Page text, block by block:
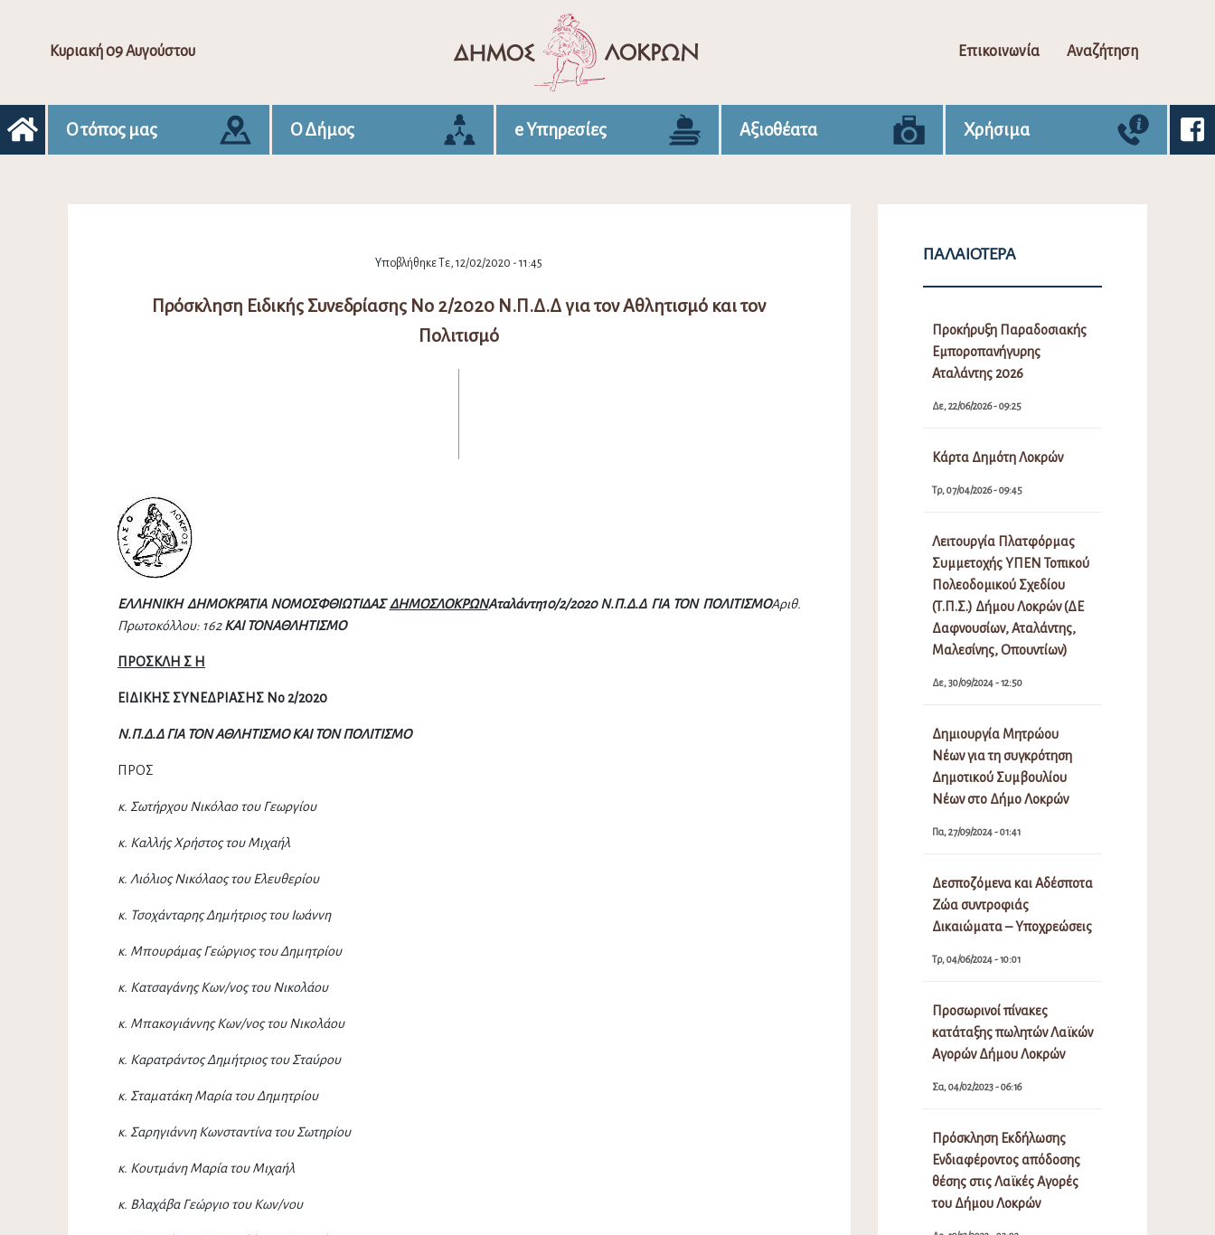
Κυριακή 09 Αυγούστου Επικοινωνία Αναζήτηση
Ο τόπος μας Ο Δήμος e Υπηρεσίες Αξιοθέατα Χρήσιμα
Υποβλήθηκε Τε, 12/02/2020 - 11:45
Πρόσκληση Ειδικής Συνεδρίασης Νο 2/2020 Ν.Π.Δ.Δ για τον Αθλητισμό και τον
Πολιτισμό
ΕΛΛΗΝΙΚΗ ΔΗΜΟΚΡΑΤΙΑ ΝΟΜΟΣΦΘΙΩΤΙΔΑΣ ΔΗΜΟΣΛΟΚΡΩΝΑταλάντη10/2/2020 Ν.Π.Δ.Δ ΓΙΑ ΤΟΝ ΠΟΛΙΤΙΣΜΟΑριθ.
Πρωτοκόλλου: 162 ΚΑΙ ΤΟΝΑΘΛΗΤΙΣΜΟ
ΠΡΟΣΚΛΗ Σ Η
ΕΙΔΙΚΗΣ ΣΥΝΕΔΡΙΑΣΗΣ Νο 2/2020
Ν.Π.Δ.Δ ΓΙΑ ΤΟΝ ΑΘΛΗΤΙΣΜΟ ΚΑΙ ΤΟΝ ΠΟΛΙΤΙΣΜΟ
ΠΡΟΣ
κ. Σωτήρχου Νικόλαο του Γεωργίου
κ. Καλλής Χρήστος του Μιχαήλ
κ. Λιόλιος Νικόλαος του Ελευθερίου
κ. Τσοχάνταρης Δημήτριος του Ιωάννη
κ. Μπουράμας Γεώργιος του Δημητρίου
κ. Κατσαγάνης Κων/νος του Νικολάου
κ. Μπακογιάννης Κων/νος του Νικολάου
κ. Καρατράντος Δημήτριος του Σταύρου
κ. Σταματάκη Μαρία του Δημητρίου
κ. Σαρηγιάννη Κωνσταντίνα του Σωτηρίου
κ. Κουτμάνη Μαρία του Μιχαήλ
κ. Βλαχάβα Γεώργιο του Κων/νου
ΠΑΛΑΙΌΤΕΡΑ
Προκήρυξη Παραδοσιακής
Εμποροπανήγυρης
Αταλάντης 2026
Δε, 22/06/2026 - 09:25
Κάρτα Δημότη Λοκρών
Τρ, 07/04/2026 - 09:45
Λειτουργία Πλατφόρμας
Συμμετοχής ΥΠΕΝ Τοπικού
Πολεοδομικού Σχεδίου
(Τ.Π.Σ.) Δήμου Λοκρών (ΔΕ
Δαφνουσίων, Αταλάντης,
Μαλεσίνης, Οπουντίων)
Δε, 30/09/2024 - 12:50
Δημιουργία Μητρώου
Νέων για τη συγκρότηση
Δημοτικού Συμβουλίου
Νέων στο Δήμο Λοκρών
Πα, 27/09/2024 - 01:41
Δεσποζόμενα και Αδέσποτα
Ζώα συντροφιάς
Δικαιώματα – Υποχρεώσεις
Τρ, 04/06/2024 - 10:01
Προσωρινοί πίνακες
κατάταξης πωλητών Λαϊκών
Αγορών Δήμου Λοκρών
Σα, 04/02/2023 - 06:16
Πρόσκληση Εκδήλωσης
Ενδιαφέροντος απόδοσης
θέσης στις Λαϊκές Αγορές
του Δήμου Λοκρών